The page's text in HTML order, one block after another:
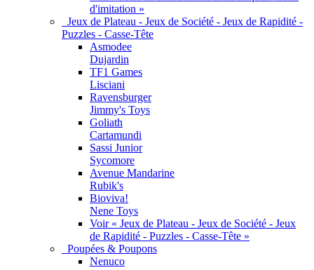
d'imitation »
Jeux de Plateau - Jeux de Société - Jeux de Rapidité -
Puzzles - Casse-Tête
Asmodee
Dujardin
TF1 Games
Lisciani
Ravensburger
Jimmy's Toys
Goliath
Cartamundi
Sassi Junior
Sycomore
Avenue Mandarine
Rubik's
Bioviva!
Nene Toys
Voir « Jeux de Plateau - Jeux de Société - Jeux
de Rapidité - Puzzles - Casse-Tête »
Poupées & Poupons
Nenuco